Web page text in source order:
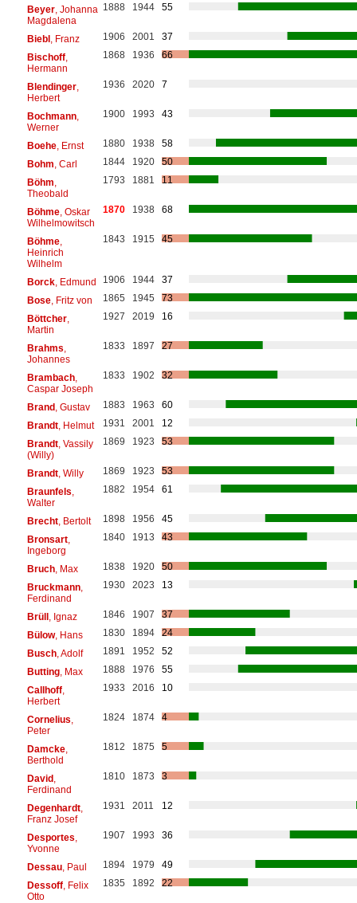
Beyer, Johanna
Magdalena
1888 1944 55
Biebl, Franz 1906 2001
37
Bischoff,
Hermann
1868 1936 66
Blendinger,
Herbert
1936 2020 7
Bochmann,
Werner
1900 1993 43
Boehe, Ernst 1880 1938
58
Bohm , Carl 1844 1920
50
Böhm
Theobald
1793 1881 11
Böhme, Oskar
Wilhelmowitsch
1870 1938 68
Böhme,
Heinrich
Wilhelm
1843 1915 45
Borck, Edmund 1906 1944
37
Bose, Fritz von 1865 1945
73
Böttcher,
Martin
1927 2019 16
Brahms
Johannes
1833 1897 27
Brambach,
Caspar Joseph
1833 1902 32
Brand, Gustav 1883 1963
60
Brandt, Helmut 1931 2001
12
Brandt, Vassily
(Willy)
1869 1923 53
Brandt, Willy 1869 1923
53
Braunfels
Walter
1882 1954 61
Brecht, Bertolt 1898 1956
45
Bronsart,
Ingeborg
1840 1913 43
Bruch, Max 1838 1920
50
Bruckmann,
Ferdinand
1930 2023 13
Brüll, Ignaz 1846 1907
37
Bülow, Hans 1830 1894
24
Busch, Adolf 1891 1952
52
Butting, Max 1888 1976
55
Callhoff,
Herbert
1933 2016 10
Cornelius
Peter
1824 1874 4
Damcke,
Berthold
1812 1875 5
David,
Ferdinand
1810 1873 3
Degenhardt,
Franz Josef
1931 2011 12
Desportes
Yvonne
1907 1993 36
Dessau, Paul 1894 1979
49
Dessoff, Felix
Otto
1835 1892 22